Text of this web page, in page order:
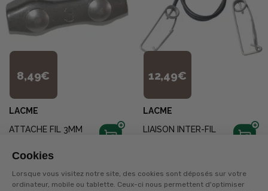
Cookies
Lorsque vous visitez notre site, des cookies sont déposés sur votre
ordinateur, mobile ou tablette. Ceux-ci nous permettent d'optimiser
8,49€
LACME
ATTACHE FIL 3MM
Disponible en livraison
12,49€
LACME
LIAISON INTER-FIL
Disponible en livraison